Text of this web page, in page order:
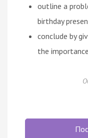
outline a
birthday
conclude by
the